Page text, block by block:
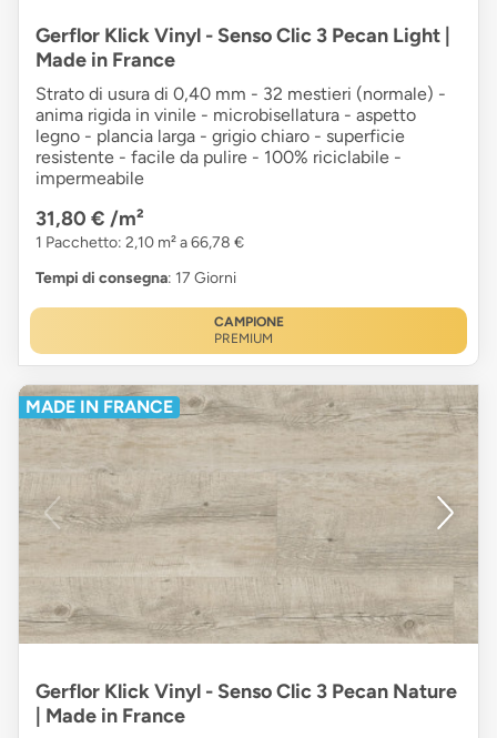
Gerflor Klick Vinyl - Senso Clic 3 Pecan Light |
Made in France
Strato di usura di 0,40 mm - 32 mestieri (normale) -
anima rigida in vinile - microbisellatura - aspetto
legno - plancia larga - grigio chiaro - superficie
resistente - facile da pulire - 100% riciclabile -
impermeabile
31,80 € /m²
1 Pacchetto: 2,10 m² a 66,78 €
Tempi di consegna: 17 Giorni
CAMPIONE
PREMIUM
MADE IN FRANCE
Gerflor Klick Vinyl - Senso Clic 3 Pecan Nature
| Made in France